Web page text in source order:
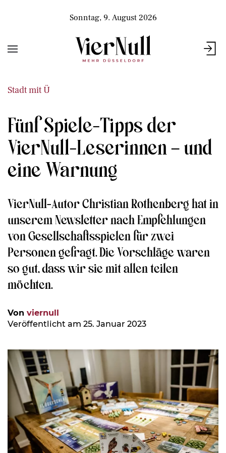
Sonntag, 9. August 2026
Stadt mit Ü
Fünf Spiele-Tipps der
VierNull-Leserinnen – und
eine Warnung
VierNull-Autor Christian Rothenberg hat in
unserem Newsletter nach Empfehlungen
von Gesellschaftsspielen für zwei
Personen gefragt. Die Vorschläge waren
so gut, dass wir sie mit allen teilen
möchten.
Von viernull
Veröffentlicht am 25. Januar 2023